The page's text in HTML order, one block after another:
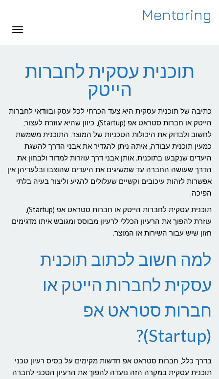
Mentoring
תוכנית עסקית לחברות
הייטק
כתיבה של תוכנית עסקית היא צעד הכרחי לכל עסק ובוודאי לחברות
הייטק או חברות סטראט אפ (Startup), כיוון שהיא עוזרת לעצור,
לחשוב ולבדוק את היכולות הטכניות של המוצר. התוכנית משמשת
כמעין תוכנית עבודה, איתה ניתן להגדיר את אבני הדרך להשגת
היעדים שנקבעו בתוכנית. אותן אבני דרך עוזרות למדוד ולבחון את
הדרך שעושה החברה עד שמשיגים את היעדים שהוצבו ובלעדיהן אין
אפשרות לזהות עיכובים וקשיים שעלולים להגיע וליצור בעיה בלתי
הפיכה.
תוכנית עסקית לחברות הייטק או חברות סטראט אפ (Startup),
עוזרת להפוך את הרעיון הכללי לרעיון מבוסס ומגובש איתו מדגימים
חזון שיש עבור השירות או המוצר.
למה חשוב לכתוב תוכנית
עסקית לחברות הייטק או
חברות סטראט אפ
(Startup)?
בדרך כלל, חברות סטראט אפ חדשות מקימים על בסיס רעיון טכני.
תוכנית עסקית במקרה הזה נועדה להפוך את הרעיון הטכני לחברה